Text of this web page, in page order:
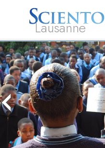
Lausanne
L. Ron Hubbard
Qu’est-ce que la
Scientologie ?